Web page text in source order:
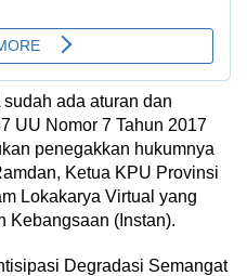
ada aturan dan
UU Nomor 7 Tahun 2017
penegakkan hukumnya
Ketua KPU Provinsi
Lokakarya Virtual yang
Kebangsaan (Instan).
Degradasi Semangat